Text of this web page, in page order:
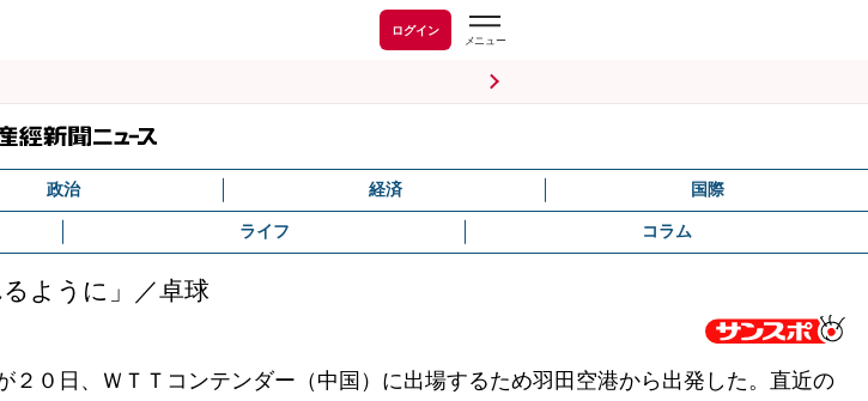
ログイン
政治 経済 国際
ライフ コラム
ように」／卓球
０日、ＷＴＴコンテンダー（中国）に出場するため羽田空港から出発した。直近の